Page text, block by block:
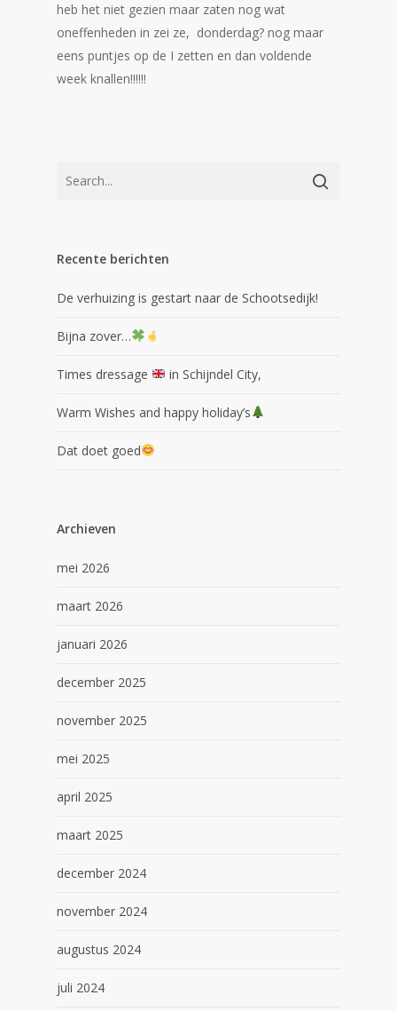
heb het niet gezien maar zaten nog wat
oneffenheden in zei ze, donderdag? nog maar
eens puntjes op de I zetten en dan voldende
week knallen!!!!!!
Recente berichten
De verhuizing is gestart naar de Schootsedijk!
Bijna zover…
Times dressage in Schijndel City,
Warm Wishes and happy holiday’s
Dat doet goed
Archieven
mei 2026
maart 2026
januari 2026
december 2025
november 2025
mei 2025
april 2025
maart 2025
december 2024
november 2024
augustus 2024
juli 2024